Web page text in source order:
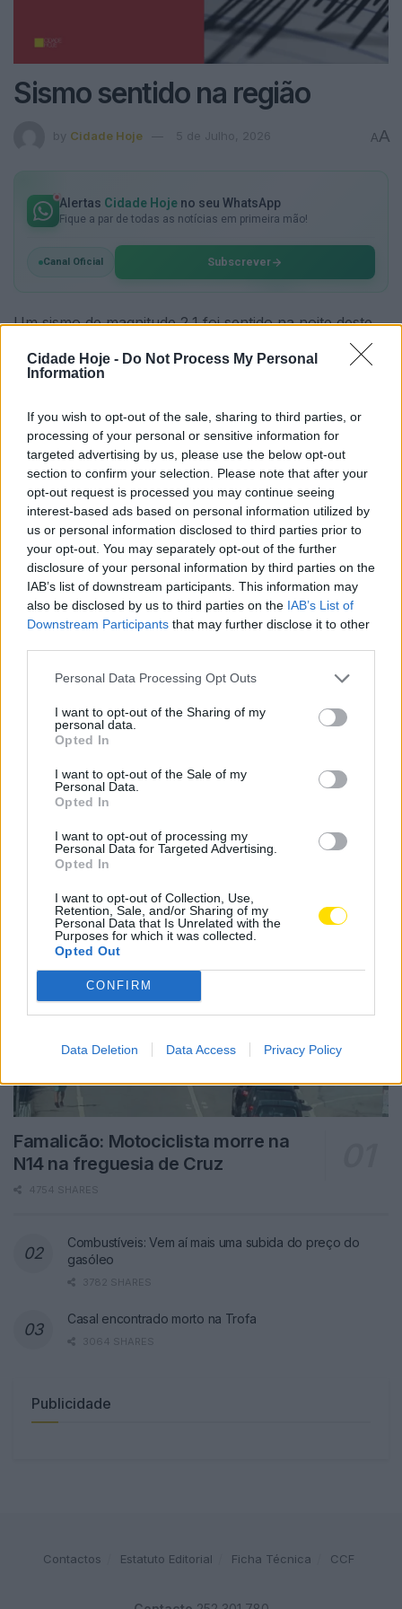
Cidade Hoje - Do Not Process My Personal
Information
If you wish to opt-out of the sale, sharing to third parties, or
processing of your personal or sensitive information for
targeted advertising by us, please use the below opt-out
section to confirm your selection. Please note that after your
opt-out request is processed you may continue seeing
interest-based ads based on personal information utilized by
us or personal information disclosed to third parties prior to
your opt-out. You may separately opt-out of the further
disclosure of your personal information by third parties on the
IAB’s list of downstream participants. This information may
also be disclosed by us to third parties on the IAB’s List of
Downstream Participants that may further disclose it to other
Personal Data Processing Opt Outs
I want to opt-out of the Sharing of my
personal data.
Opted In
I want to opt-out of the Sale of my
Personal Data.
Opted In
I want to opt-out of processing my
Personal Data for Targeted Advertising.
Opted In
I want to opt-out of Collection, Use,
Retention, Sale, and/or Sharing of my
Personal Data that Is Unrelated with the
Purposes for which it was collected.
Opted Out
CONFIRM
Data Deletion Data Access Privacy Policy
Sismo sentido na região
by Cidade Hoje 5 de Julho, 2026 AA
Alertas Cidade Hoje no seu WhatsApp
Fique a par de todas as notícias em primeira mão!
Canal Oficial Subscrever
Um sismo de magnitude 2,1 foi sentido na noite deste
Segundo o Instituto Português do Mar e da Atmosfera
(IPMA), o abalo aconteceu às 21h10 e teve epicentro a
cerca de seis quilómetros a oeste de Paços de
Ferreira.
Na internet há relatos do abalo ter sido sentido em
concelhos como Trofa, Santo Tirso, Porto, Ermesinde
danos materiais.
Notícias Populares
Famalicão: Motociclista morre na
N14 na freguesia de Cruz
4754 SHARES
Combustíveis: Vem aí mais uma subida do preço do
gasóleo
3782 SHARES
Casal encontrado morto na Trofa
3064 SHARES
Publicidade
Contactos Estatuto Editorial Ficha Técnica CCF